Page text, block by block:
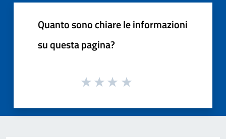
Quanto sono chiare le informazioni
su questa pagina?